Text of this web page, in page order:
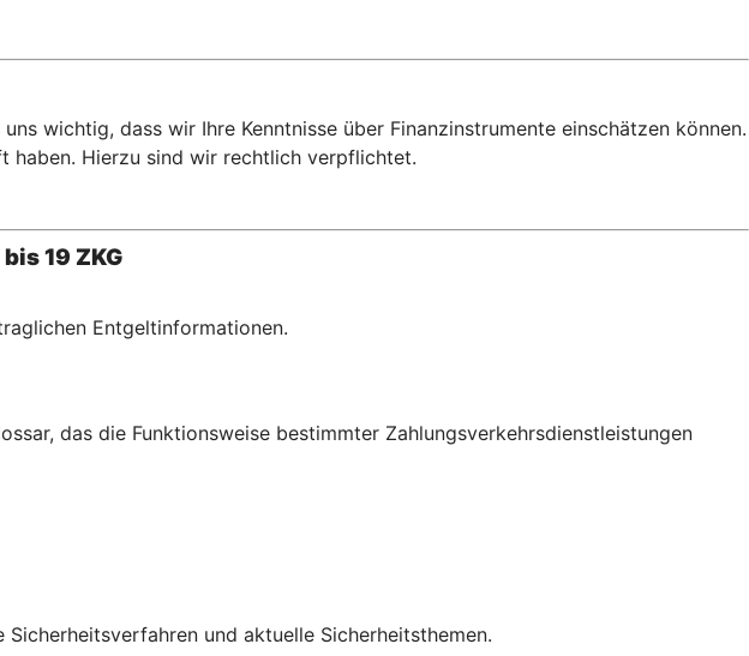
wichtig, dass wir Ihre Kenntnisse über Finanzinstrumente einschätzen können.
haben. Hierzu sind wir rechtlich verpflichtet.
19 ZKG
Entgeltinformationen.
das die Funktionsweise bestimmter Zahlungsverkehrsdienstleistungen
und aktuelle Sicherheitsthemen.